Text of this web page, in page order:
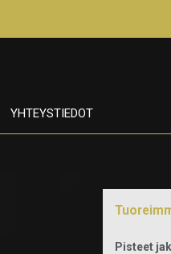
YHTEYSTIEDOT
Pisteet